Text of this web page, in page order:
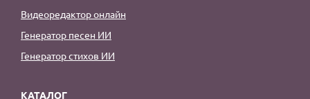
Видеоредактор онлайн
Генератор песен ИИ
Генератор стихов ИИ
КАТАЛОГ